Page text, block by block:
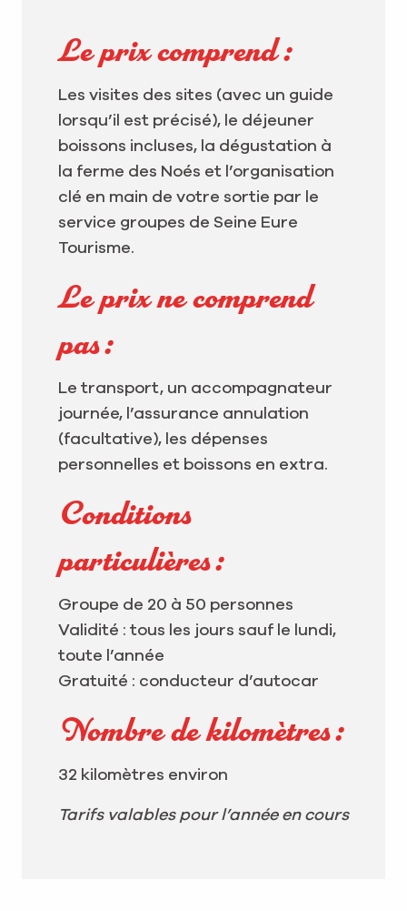
Le prix comprend :
Les visites des sites (avec un guide
lorsqu’il est précisé), le déjeuner
boissons incluses, la dégustation à
la ferme des Noés et l’organisation
clé en main de votre sortie par le
service groupes de Seine Eure
Tourisme.
Le prix ne comprend
pas :
Le transport, un accompagnateur
journée, l’assurance annulation
(facultative), les dépenses
personnelles et boissons en extra.
Conditions
particulières :
Groupe de 20 à 50 personnes
Validité : tous les jours sauf le lundi,
toute l’année
Gratuité : conducteur d’autocar
Nombre de kilomètres :
32 kilomètres environ
Tarifs valables pour l’année en cours